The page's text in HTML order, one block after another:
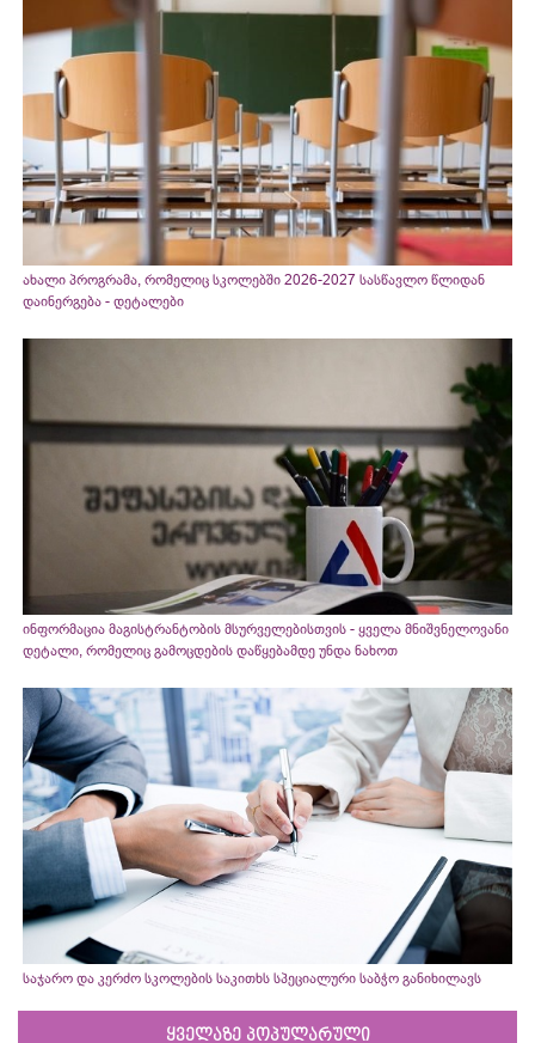
ახალი პროგრამა, რომელიც სკოლებში 2026-2027 სასწავლო წლიდან
დაინერგება - დეტალები
ინფორმაცია მაგისტრანტობის მსურველებისთვის - ყველა მნიშვნელოვანი
დეტალი, რომელიც გამოცდების დაწყებამდე უნდა ნახოთ
საჯარო და კერძო სკოლების საკითხს სპეციალური საბჭო განიხილავს
ყველაზე პოპულარული